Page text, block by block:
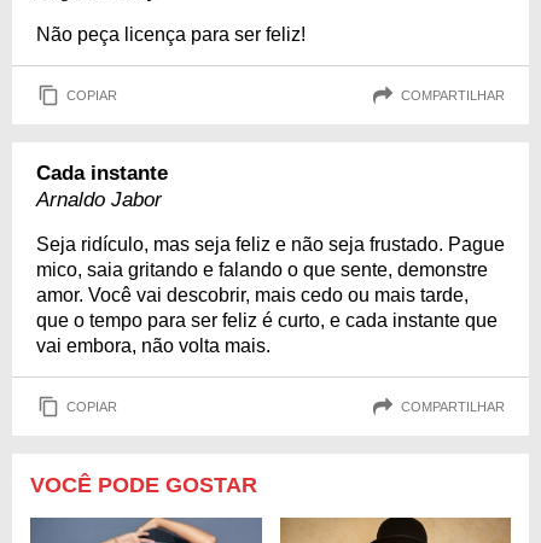
Não peça licença para ser feliz!
COPIAR COMPARTILHAR
Cada instante
Arnaldo Jabor
Seja ridículo, mas seja feliz e não seja frustado. Pague
mico, saia gritando e falando o que sente, demonstre
amor. Você vai descobrir, mais cedo ou mais tarde,
que o tempo para ser feliz é curto, e cada instante que
vai embora, não volta mais.
COPIAR COMPARTILHAR
VOCÊ PODE GOSTAR